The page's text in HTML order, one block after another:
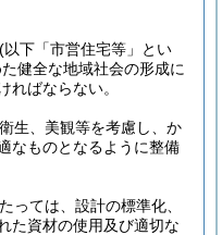
(以下「市営住宅等」とい
健全な地域社会の形成に
ればならない。
生、美観等を考慮し、か
なものとなるように整備
っては、設計の標準化、
た資材の使用及び適切な